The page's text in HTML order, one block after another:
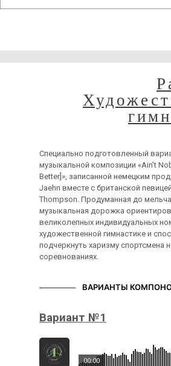
Специально подготовленный
музыкальной композиции «Ain’t
Better]», записанной немецким
Jaehn вместе с британской
Thompson. Продуманная до
музыкальная дорожка
великолепных индивидуальных
художественной гимнастике и
подчеркнуть харизму спортсмена
соревнованиях.
ВАРИАНТЫ
Вариант №1
00:00